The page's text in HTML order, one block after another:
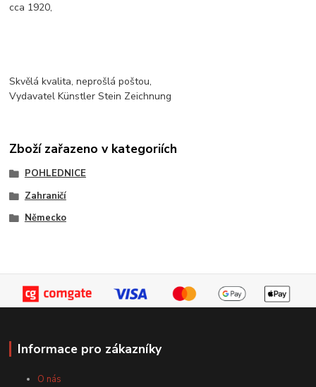
cca 1920,
Skvělá kvalita, neprošlá poštou,
Vydavatel Künstler Stein Zeichnung
Zboží zařazeno v kategoriích
POHLEDNICE
Zahraničí
Německo
Informace pro zákazníky
O nás